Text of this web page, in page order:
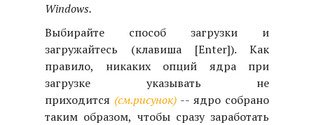
Windows.
Выбирайте способ загрузки и
загружайтесь (клавиша [Enter]). Как
правило, никаких опций ядра при
загрузке указывать не
приходится (см.рисунок) -- ядро собрано
таким образом, чтобы сразу заработать